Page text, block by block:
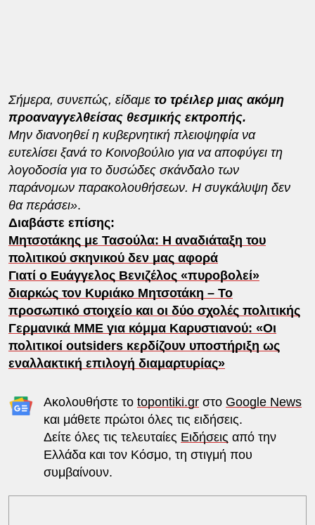
Σήμερα, συνεπώς, είδαμε το τρέιλερ μιας ακόμη
προαναγγελθείσας θεσμικής εκτροπής.
Μην διανοηθεί η κυβερνητική πλειοψηφία να
ευτελίσει ξανά το Κοινοβούλιο για να αποφύγει τη
λογοδοσία για το δυσώδες σκάνδαλο των
παράνομων παρακολουθήσεων. Η συγκάλυψη δεν
θα περάσει».
Διαβάστε επίσης:
Μητσοτάκης με Τασούλα: Η αναδιάταξη του
πολιτικού σκηνικού δεν μας αφορά
Γιατί ο Ευάγγελος Βενιζέλος «πυροβολεί»
διαρκώς τον Κυριάκο Μητσοτάκη – Το
προσωπικό στοιχείο και οι δύο σχολές πολιτικής
Γερμανικά ΜΜΕ για κόμμα Καρυστιανού: «Οι
πολιτικοί outsiders κερδίζουν υποστήριξη ως
εναλλακτική επιλογή διαμαρτυρίας»
Ακολουθήστε το topontiki.grστο Google News
και μάθετε πρώτοι όλες τις ειδήσεις.
Δείτε όλες τις τελευταίες Ειδήσεις από την
Ελλάδα και τον Κόσμο, τη στιγμή που
συμβαίνουν.